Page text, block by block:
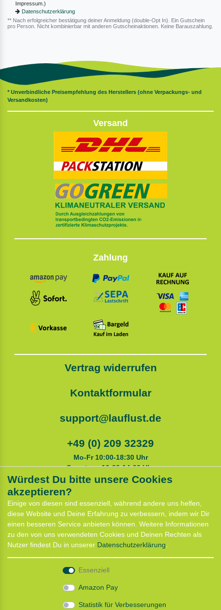
Impressum.)
Datenschutzerklärung
** Nach erfolgreicher bestätigung deiner Anmeldung (double-Opt In). Ein Gutschein
pro Person. Nicht kombinierbar mit anderen Gutscheinaktionen. Keine Barauszahlung.
* Unverbindliche Preisempfehlung des Herstellers (ohne Verpackungs- und
Versandkosten)
Versand
Zahlung
Vertrag widerrufen
Kontaktformular
support@lauflust.de
+49 (0) 209 32329
Mo-Fr 10:00-18:30 Uhr
Samstags 10:00-14:00 Uhr
Anfahrt
Kontaktformular
Termin für Hundeberatung
CaniX Seminare
Lauf Seminar
Laufen mit Lauflust
Batterieentsorgung
Würdest Du bitte unsere Cookies
akzeptieren?
Einige von diesen sind essenziell, während andere uns helfen,
diese Website und Deine Erfahrung zu verbessern, indem wir Dir
einen besseren Service anbieten können. Weitere Informationen
zu den von uns verwendeten Cookies und Deinen Rechten als
Nutzer findest Du in unserer Daten­schutz­erklärung
Essenziell
Amazon Pay
Statistik für Verbesserungen